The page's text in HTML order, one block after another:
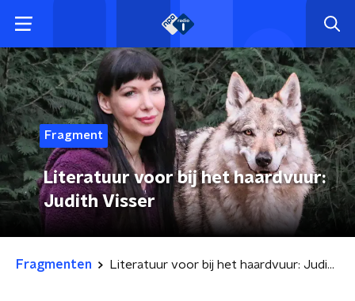
Fragment
Literatuur voor bij het haardvuur:
Judith Visser
Fragmenten Literatuur voor bij het haardvuur: Judith Visser